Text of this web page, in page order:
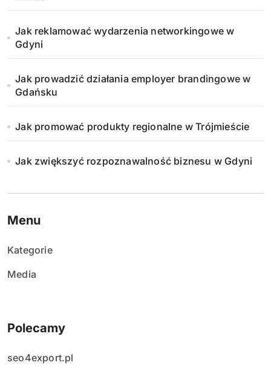
Jak reklamować wydarzenia networkingowe w
Gdyni
Jak prowadzić działania employer brandingowe w
Gdańsku
Jak promować produkty regionalne w Trójmieście
Jak zwiększyć rozpoznawalność biznesu w Gdyni
Menu
Kategorie
Media
Polecamy
seo4export.pl